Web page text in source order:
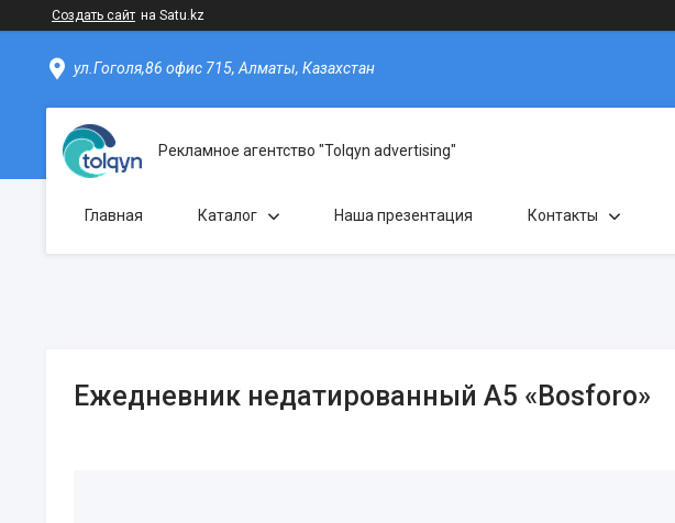
Создать сайт на Satu.kz
ул.Гоголя,86 офис 715, Алматы, Казахстан
Рекламное агентство "Tolqyn advertising"
Главная Каталог Наша презентация Контакты
Ежедневник недатированный А5 «Bosforo»